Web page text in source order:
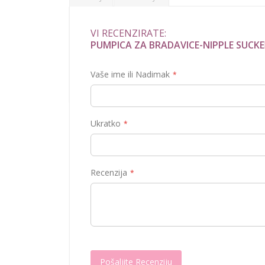
Pumpice za povećanje bradavica kod
seta gumenih prstenova ražličitog obima.
Neka vaše grudi dobiju novi izgled
VI RECENZIRATE:
PUMPICA ZA BRADAVICE-NIPPLE
Vaše ime ili Nadimak
Ukratko
Recenzija
Pošaljite Recenziju